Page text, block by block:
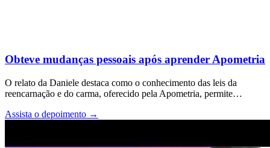
Obteve mudanças pessoais após aprender Apometria
O relato da Daniele destaca como o conhecimento das leis da
reencarnação e do carma, oferecido pela Apometria, permite…
Assista o depoimento →